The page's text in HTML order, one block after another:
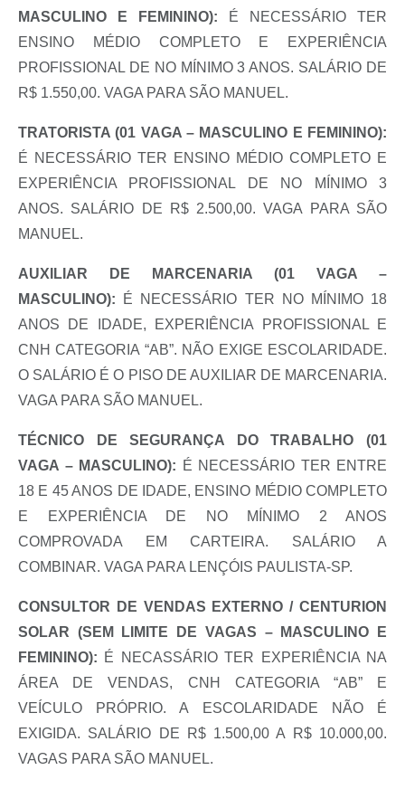
MASCULINO E FEMININO):
É NECESSÁRIO TER
ENSINO MÉDIO COMPLETO E EXPERIÊNCIA
PROFISSIONAL DE NO MÍNIMO 3 ANOS. SALÁRIO DE
R$ 1.550,00. VAGA PARA SÃO MANUEL.
TRATORISTA (01 VAGA – MASCULINO E FEMININO):
É NECESSÁRIO TER ENSINO MÉDIO COMPLETO E
EXPERIÊNCIA PROFISSIONAL DE NO MÍNIMO 3
ANOS. SALÁRIO DE R$ 2.500,00. VAGA PARA SÃO
MANUEL.
AUXILIAR DE MARCENARIA (01 VAGA –
MASCULINO):
É NECESSÁRIO TER NO MÍNIMO 18
ANOS DE IDADE, EXPERIÊNCIA PROFISSIONAL E
CNH CATEGORIA “AB”. NÃO EXIGE ESCOLARIDADE.
O SALÁRIO É O PISO DE AUXILIAR DE MARCENARIA.
VAGA PARA SÃO MANUEL.
TÉCNICO DE SEGURANÇA DO TRABALHO (01
VAGA – MASCULINO): É NECESSÁRIO TER ENTRE
18 E 45 ANOS DE IDADE, ENSINO MÉDIO COMPLETO
E EXPERIÊNCIA DE NO MÍNIMO 2 ANOS
COMPROVADA EM CARTEIRA. SALÁRIO A
COMBINAR. VAGA PARA LENÇÓIS PAULISTA-SP.
CONSULTOR DE VENDAS EXTERNO / CENTURION
SOLAR (SEM LIMITE DE VAGAS – MASCULINO E
FEMININO): É NECASSÁRIO TER EXPERIÊNCIA NA
ÁREA DE VENDAS, CNH CATEGORIA “AB” E
VEÍCULO PRÓPRIO. A ESCOLARIDADE NÃO É
EXIGIDA. SALÁRIO DE R$ 1.500,00 A R$ 10.000,00.
VAGAS PARA SÃO MANUEL.